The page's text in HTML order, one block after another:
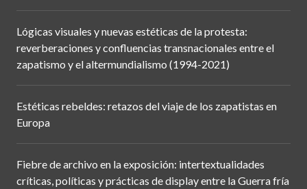
Lógicas visuales y nuevas estéticas de la protesta:
reverberaciones y confluencias transnacionales entre el
zapatismo y el altermundialismo (1994-2021)
Estéticas rebeldes: retazos del viaje de los zapatistas en
Europa
Fiebre de archivo en la exposición: intertextualidades
críticas, políticas y prácticas de display entre la Guerra fría